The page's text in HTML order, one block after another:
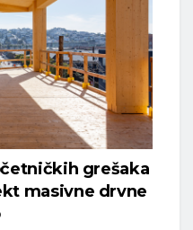
grešaka
masivne drvne